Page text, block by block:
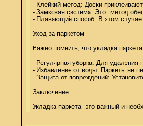
- Клейкий метод: Доски
- Замковая система: Этот метод
- Плавающий способ: В этом случае
Уход за паркетом
Важно помнить, что укладка
- Регулярная уборка: Для
- Избавление от воды: Паркеты не
- Защита от повреждений:
Заключение
Укладка паркета  это важный и